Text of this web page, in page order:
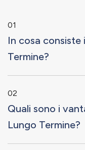
01
In cosa
Termine?
02
Quali sono i
Lungo Termine?